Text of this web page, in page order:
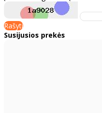
Rašyti
Susijusios prekės